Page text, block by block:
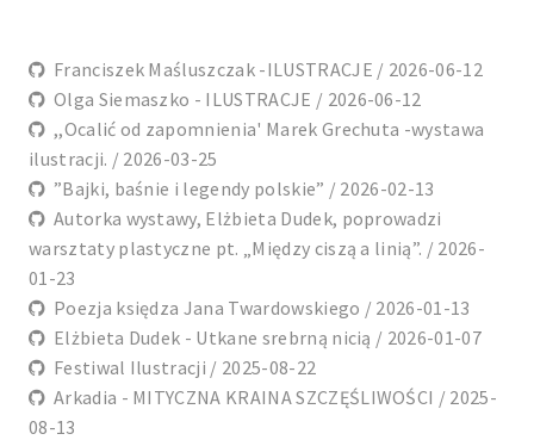
Franciszek Maśluszczak -ILUSTRACJE / 2026-06-12
Olga Siemaszko - ILUSTRACJE / 2026-06-12
,,Ocalić od zapomnienia' Marek Grechuta -wystawa
ilustracji. / 2026-03-25
”Bajki, baśnie i legendy polskie” / 2026-02-13
Autorka wystawy, Elżbieta Dudek, poprowadzi
warsztaty plastyczne pt. „Między ciszą a linią”. / 2026-
01-23
Poezja księdza Jana Twardowskiego / 2026-01-13
Elżbieta Dudek - Utkane srebrną nicią / 2026-01-07
Festiwal Ilustracji / 2025-08-22
Arkadia - MITYCZNA KRAINA SZCZĘŚLIWOŚCI / 2025-
08-13